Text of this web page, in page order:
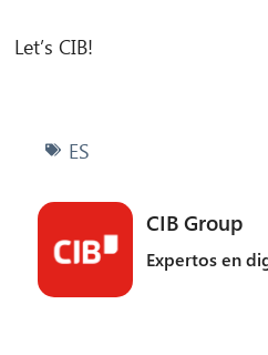
Let’s CIB!
ES
CIB Group
Expertos en